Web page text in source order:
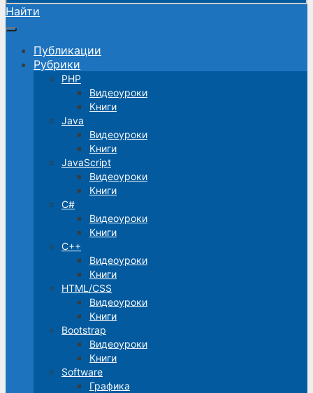
Найти
Публикации
Рубрики
PHP
Видеоуроки
Книги
Java
Видеоуроки
Книги
JavaScript
Видеоуроки
Книги
C#
Видеоуроки
Книги
C++
Видеоуроки
Книги
HTML/CSS
Видеоуроки
Книги
Bootstrap
Видеоуроки
Книги
Software
Графика